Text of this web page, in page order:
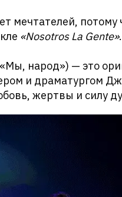
мечтателей, потому
«Nosotros La Gente».
народ») — это
и драматургом
жертвы и силу